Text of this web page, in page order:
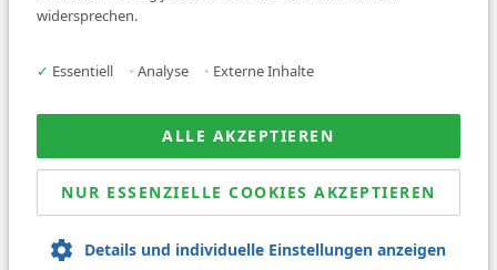
Über uns
News
© 2026 Sanovetis. All rights reserved.
widersprechen.
✓ Essentiell • Analyse • Externe Inhalte
ALLE AKZEPTIEREN
NUR ESSENZIELLE COOKIES AKZEPTIEREN
Details und individuelle Einstellungen anzeigen